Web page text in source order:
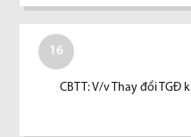
16
CBTT: V/v Thay đổi